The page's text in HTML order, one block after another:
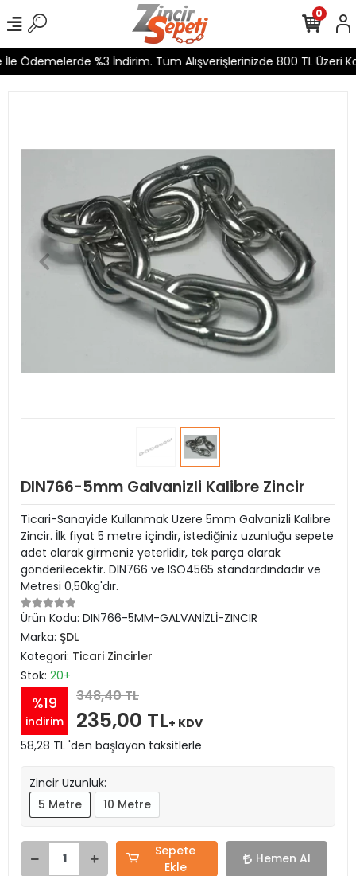
Ödemelerde %3 İndirim. Tüm Alışverişlerinizde 800 TL Üzeri
0
DIN766-5mm Galvanizli Kalibre Zincir
Ticari-Sanayide Kullanmak Üzere 5mm Galvanizli Kalibre
Zincir. İlk fiyat 5 metre içindir, istediğiniz uzunluğu sepete
adet olarak girmeniz yeterlidir, tek parça olarak
gönderilecektir. DIN766 ve ISO4565 standardındadır ve
Metresi 0,50kg'dır.
Ürün Kodu: DIN766-5MM-GALVANİZLİ-ZINCIR
Marka: ŞDL
Kategori: Ticari Zincirler
Stok: 20+
%19
indirim
348,40 TL
235,00 TL+ KDV
58,28 TL 'den başlayan taksitlerle
Zincir Uzunluk:
5 Metre
10 Metre
Sepete
Ekle
Hemen Al